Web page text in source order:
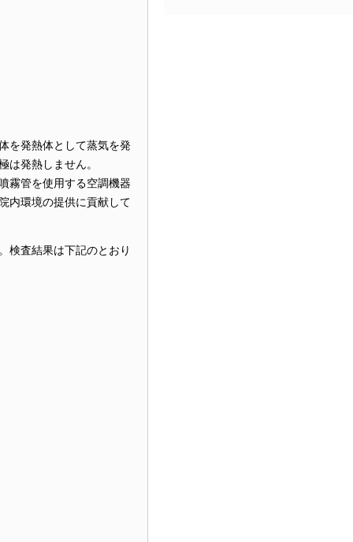
を発熱体として蒸気を発
発熱しません。
霧管を使用する空調機器
内環境の提供に貢献して
検査結果は下記のとおり